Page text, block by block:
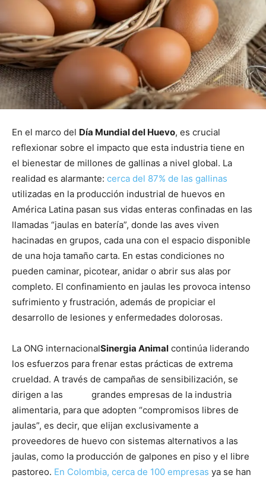
En el marco del Día Mundial del Huevo, es crucial
reflexionar sobre el impacto que esta industria tiene en
el bienestar de millones de gallinas a nivel global. La
realidad es alarmante: cerca del 87% de las gallinas
utilizadas en la producción industrial de huevos en
América Latina pasan sus vidas enteras confinadas en las
llamadas “jaulas en batería”, donde las aves viven
hacinadas en grupos, cada una con el espacio disponible
de una hoja tamaño carta. En estas condiciones no
pueden caminar, picotear, anidar o abrir sus alas por
completo. El confinamiento en jaulas les provoca intenso
sufrimiento y frustración, además de propiciar el
desarrollo de lesiones y enfermedades dolorosas.
La ONG internacionalSinergia Animal continúa liderando
los esfuerzos para frenar estas prácticas de extrema
crueldad. A través de campañas de sensibilización, se
dirigen a las grandes empresas de la industria
alimentaria, para que adopten “compromisos libres de
jaulas”, es decir, que elijan exclusivamente a
proveedores de huevo con sistemas alternativos a las
jaulas, como la producción de galpones en piso y el libre
pastoreo. En Colombia, cerca de 100 empresas ya se han